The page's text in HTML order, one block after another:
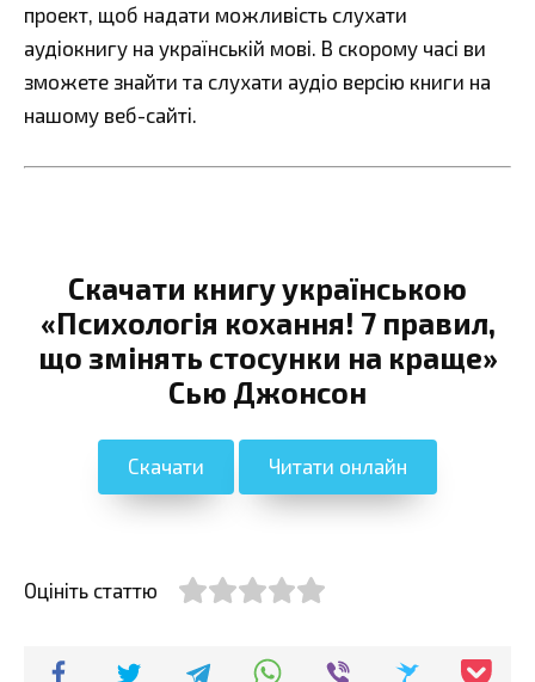
проект, щоб надати можливість слухати
аудіокнигу на українській мові. В скорому часі ви
зможете знайти та слухати аудіо версію книги на
нашому веб-сайті.
Скачати книгу українською
«Психологія кохання! 7 правил,
що змінять стосунки на краще»
Сью Джонсон
Скачати Читати онлайн
Оцініть статтю